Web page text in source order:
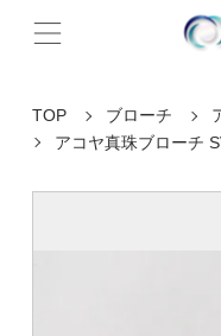
TOP ブローチ
アコヤ真珠ブローチ